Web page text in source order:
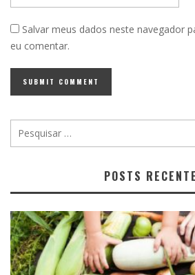
Salvar meus dados neste navegador
eu comentar.
POSTS